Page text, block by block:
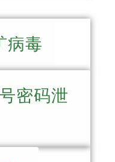
病毒
密码泄